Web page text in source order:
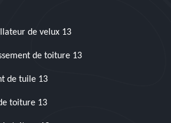
de velux 13
de toiture 13
de tuile 13
toiture 13